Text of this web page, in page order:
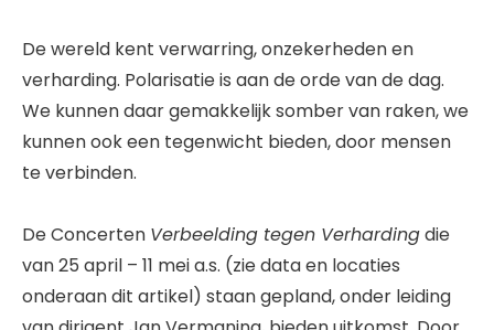
De wereld kent verwarring, onzekerheden en
verharding. Polarisatie is aan de orde van de dag.
We kunnen daar gemakkelijk somber van raken, we
kunnen ook een tegenwicht bieden, door mensen
te verbinden.
De Concerten Verbeelding tegen Verhardingdie
van 25 april – 11 mei a.s. (zie data en locaties
onderaan dit artikel) staan gepland, onder leiding